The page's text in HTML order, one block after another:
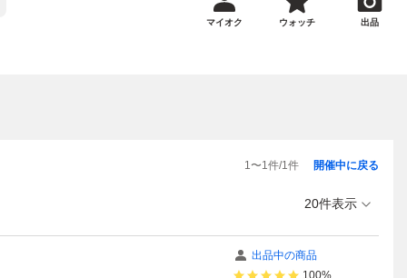
マイオク ウォッチ 出品
1〜1件/1件 開催中に戻る
20件表示
出品中の商品
100%